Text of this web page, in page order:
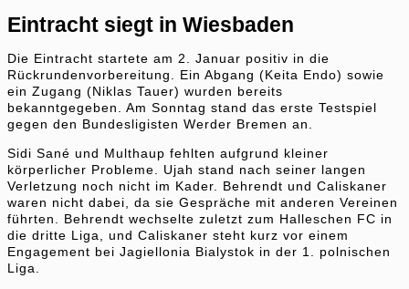
Eintracht siegt in Wiesbaden
Die Eintracht startete am 2. Januar positiv in die
Rückrundenvorbereitung. Ein Abgang (Keita Endo) sowie
ein Zugang (Niklas Tauer) wurden bereits
bekanntgegeben. Am Sonntag stand das erste Testspiel
gegen den Bundesligisten Werder Bremen an.
Sidi Sané und Multhaup fehlten aufgrund kleiner
körperlicher Probleme. Ujah stand nach seiner langen
Verletzung noch nicht im Kader. Behrendt und Caliskaner
waren nicht dabei, da sie Gespräche mit anderen Vereinen
führten. Behrendt wechselte zuletzt zum Halleschen FC in
die dritte Liga, und Caliskaner steht kurz vor einem
Engagement bei Jagiellonia Bialystok in der 1. polnischen
Liga.